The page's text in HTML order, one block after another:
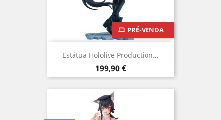
Estátua Hololive Production...
Preço
199,90 €
PRÉ-VENDA